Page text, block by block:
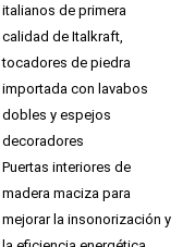
italianos de primera
calidad de Italkraft,
tocadores de piedra
importada con lavabos
dobles y espejos
decoradores
Puertas interiores de
madera maciza para
mejorar la insonorización y